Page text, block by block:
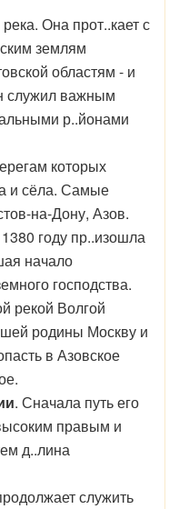
Она прот..кает с
землям
областям - и
служил важным
р..йонами
которых
и сёла. Самые
на-Дону, Азов.
году пр..изошла
начало
господства.
рекой Волгой
родины Москву и
в Азовское
. Сначала путь его
правым и
д..лина
служить